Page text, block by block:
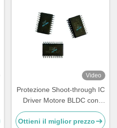
Video
Protezione Shoot-through IC
Driver Motore BLDC con
Modalità di Controllo SPWM
e Periodo di Soft Start di 1 S
Ottieni il miglior prezzo